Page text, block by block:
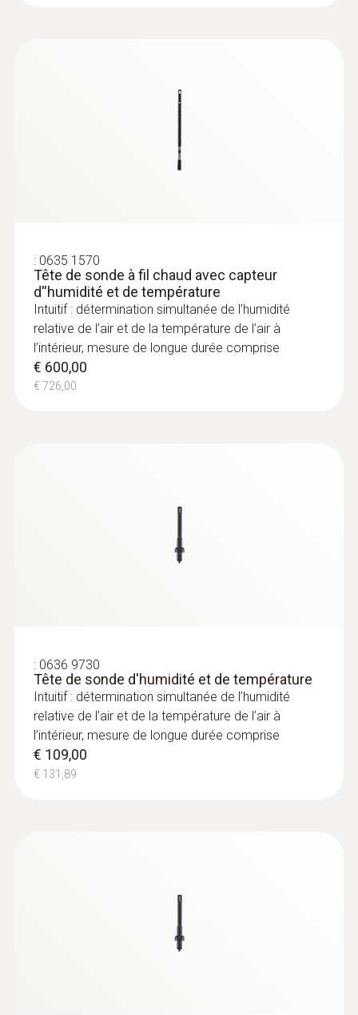
: 0635 1570
Tête de sonde à fil chaud avec capteur
d''humidité et de température
Intuitif : détermination simultanée de l’humidité
relative de l’air et de la température de l’air à
l’intérieur, mesure de longue durée comprise
€ 600,00
€ 726,00
: 0636 9730
Tête de sonde d'humidité et de température
Intuitif : détermination simultanée de l’humidité
relative de l’air et de la température de l’air à
l’intérieur, mesure de longue durée comprise
€ 109,00
€ 131,89